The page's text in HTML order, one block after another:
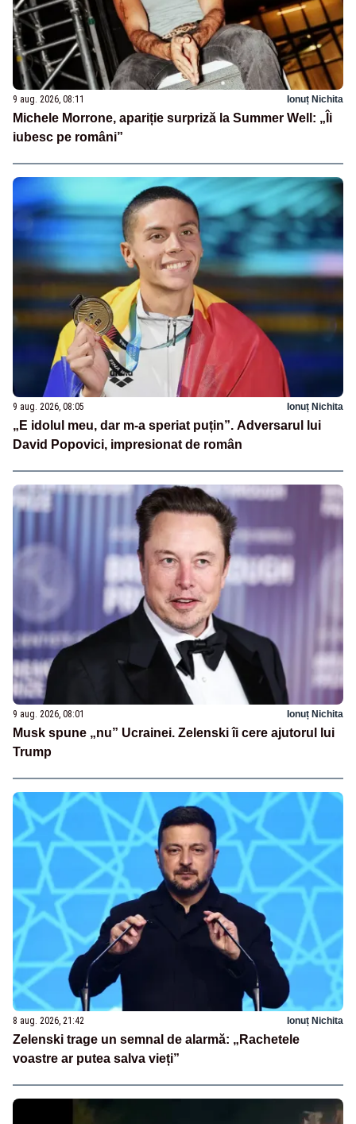
9 aug. 2026, 08:11 Ionuț Nichita
Michele Morrone, apariție surpriză la Summer Well: „Îi
iubesc pe români”
9 aug. 2026, 08:05 Ionuț Nichita
„E idolul meu, dar m-a speriat puțin”. Adversarul lui
David Popovici, impresionat de român
9 aug. 2026, 08:01 Ionuț Nichita
Musk spune „nu” Ucrainei. Zelenski îi cere ajutorul lui
Trump
8 aug. 2026, 21:42 Ionuț Nichita
Zelenski trage un semnal de alarmă: „Rachetele
voastre ar putea salva vieți”